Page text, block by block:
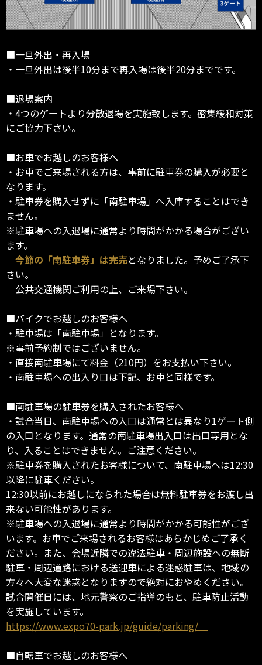
■一旦外出・再入場
・一旦外出は後半10分まで再入場は後半20分までです。
■退場案内
・4つのゲートより分散退場を実施致します。密集緩和対策
にご協力下さい。
■お車でお越しのお客様へ
・お車でご来場される方は、事前に駐車券の購入が必要と
なります。
・駐車券を購入せずに「南駐車場」へ入庫することはでき
ません。
※駐車場への入退場に通常より時間がかかる場合がござい
ます。
今節の「南駐車券」は完売となりました。予めご了承下
さい。
公共交通機関ご利用の上、ご来場下さい。
■バイクでお越しのお客様へ
・駐車場は「南駐車場」となります。
※事前予約制ではございません。
・直接南駐車場にて料金（210円）をお支払い下さい。
・南駐車場への出入り口は下記、お車と同様です。
■南駐車場の駐車券を購入されたお客様へ
・試合当日、南駐車場への入口は通常とは異なり1ゲート側
の入口となります。通常の南駐車場出入口は出口専用とな
り、入ることはできません。ご注意ください。
※駐車券を購入されたお客様について、南駐車場へは12:30
以降に駐車ください。
12:30以前にお越しになられた場合は無料駐車券をお渡し出
来ない可能性があります。
※駐車場への入退場に通常より時間がかかる可能性がござ
います。お車でご来場されるお客様はあらかじめご了承く
ださい。また、会場近隣での違法駐車・周辺施設への無断
駐車・周辺道路における送迎車による迷惑駐車は、地域の
方々へ大変な迷惑となりますので絶対におやめください。
試合開催日には、地元警察のご指導のもと、駐車防止活動
を実施しています。
https://www.expo70-park.jp/guide/parking/
■自転車でお越しのお客様へ